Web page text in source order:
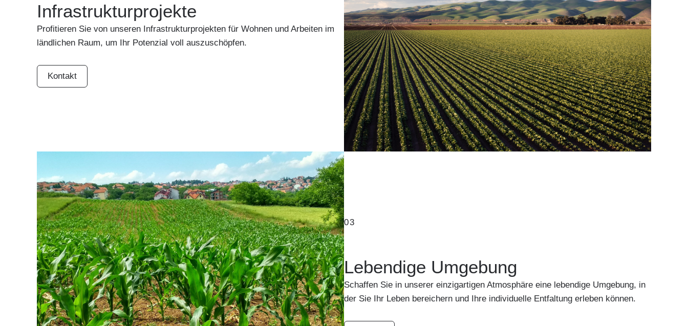
Infrastrukturprojekte
Profitieren Sie von unseren Infrastrukturprojekten für Wohnen und Arbeiten im
ländlichen Raum, um Ihr Potenzial voll auszuschöpfen.
Kontakt
03
Lebendige Umgebung
Schaffen Sie in unserer einzigartigen Atmosphäre eine lebendige Umgebung, in
der Sie Ihr Leben bereichern und Ihre individuelle Entfaltung erleben können.